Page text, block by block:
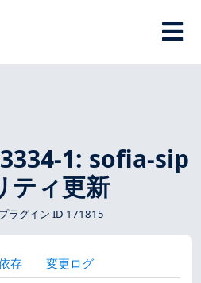
1: sofia-sip
ティ更新
ラグイン ID 171815
存 変更ログ